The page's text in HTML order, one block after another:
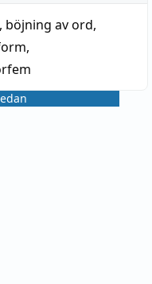
, böjning av ord,
,